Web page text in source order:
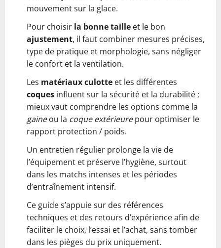
mouvement sur la glace.
Pour choisir la bonne taille et le bon
ajustement, il faut combiner mesures précises,
type de pratique et morphologie, sans négliger
le confort et la ventilation.
Les matériaux culotte et les différentes
coques influent sur la sécurité et la durabilité ;
mieux vaut comprendre les options comme la
gaineou la coque extérieurepour optimiser le
rapport protection / poids.
Un entretien régulier prolonge la vie de
l’équipement et préserve l’hygiène, surtout
dans les matchs intenses et les périodes
d’entraînement intensif.
Ce guide s’appuie sur des références
techniques et des retours d’expérience afin de
faciliter le choix, l’essai et l’achat, sans tomber
dans les pièges du prix uniquement.